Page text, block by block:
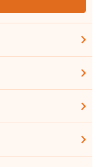
のや